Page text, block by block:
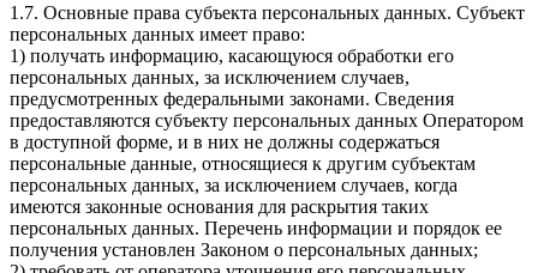
1.7. Основные права субъекта персональных данных. Субъект
персональных данных имеет право:
1) получать информацию, касающуюся обработки его
персональных данных, за исключением случаев,
предусмотренных федеральными законами. Сведения
предоставляются субъекту персональных данных Оператором
в доступной форме, и в них не должны содержаться
персональные данные, относящиеся к другим субъектам
персональных данных, за исключением случаев, когда
имеются законные основания для раскрытия таких
персональных данных. Перечень информации и порядок ее
получения установлен Законом о персональных данных;